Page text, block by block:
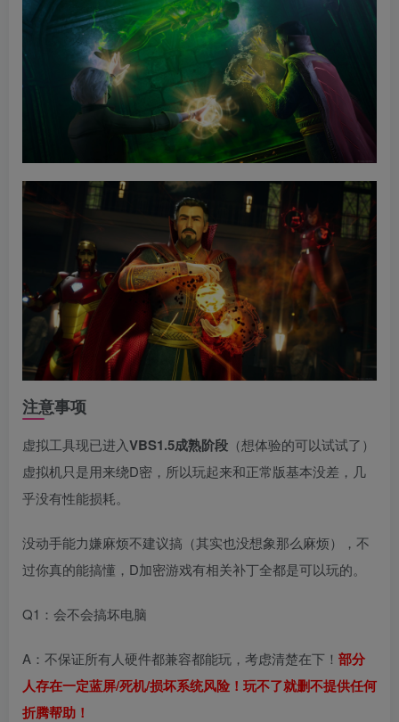
注意事项
虚拟工具现已进入VBS1.5成熟阶段 （想体验的可以试试了）
虚拟机只是用来绕D密，所以玩起来和正常版基本没差，几
乎没有性能损耗。
没动手能力嫌麻烦不建议搞（其实也没想象那么麻烦），不
过你真的能搞懂，D加密游戏有相关补丁全都是可以玩的。
Q1：会不会搞坏电脑
A：不保证所有人硬件都兼容都能玩，考虑清楚在下！ 部分
人存在一定蓝屏/死机/损坏系统风险！玩不了就删不提供任何
折腾帮助！